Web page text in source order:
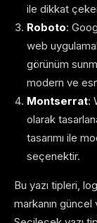
ile dikkat
Roboto:
web
görünüm
modern ve
Montserrat:
olarak
tasarımı ile
seçenektir.
Bu yazı tipleri,
markanın güncel